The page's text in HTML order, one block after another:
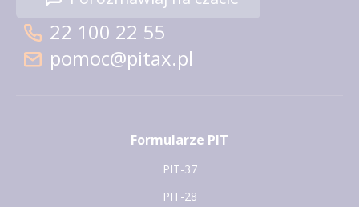
22 100 22 55
pomoc@pitax.pl
Formularze PIT
PIT-37
PIT-28